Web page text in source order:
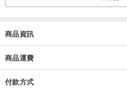
商品資訊
商品運費
付款方式